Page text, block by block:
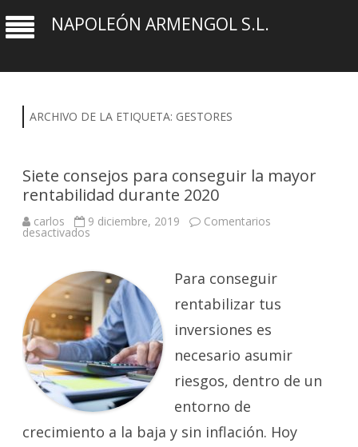
NAPOLEÓN ARMENGOL S.L.
ARCHIVO DE LA ETIQUETA: GESTORES
Siete consejos para conseguir la mayor
rentabilidad durante 2020
carlos 9 diciembre, 2019 Comentarios
desactivados
conseguir
la
mayor
rentabilidad
durante
2020
Para conseguir
rentabilizar tus
inversiones es
necesario asumir
riesgos, dentro de un
entorno de
crecimiento a la baja y sin inflación. Hoy